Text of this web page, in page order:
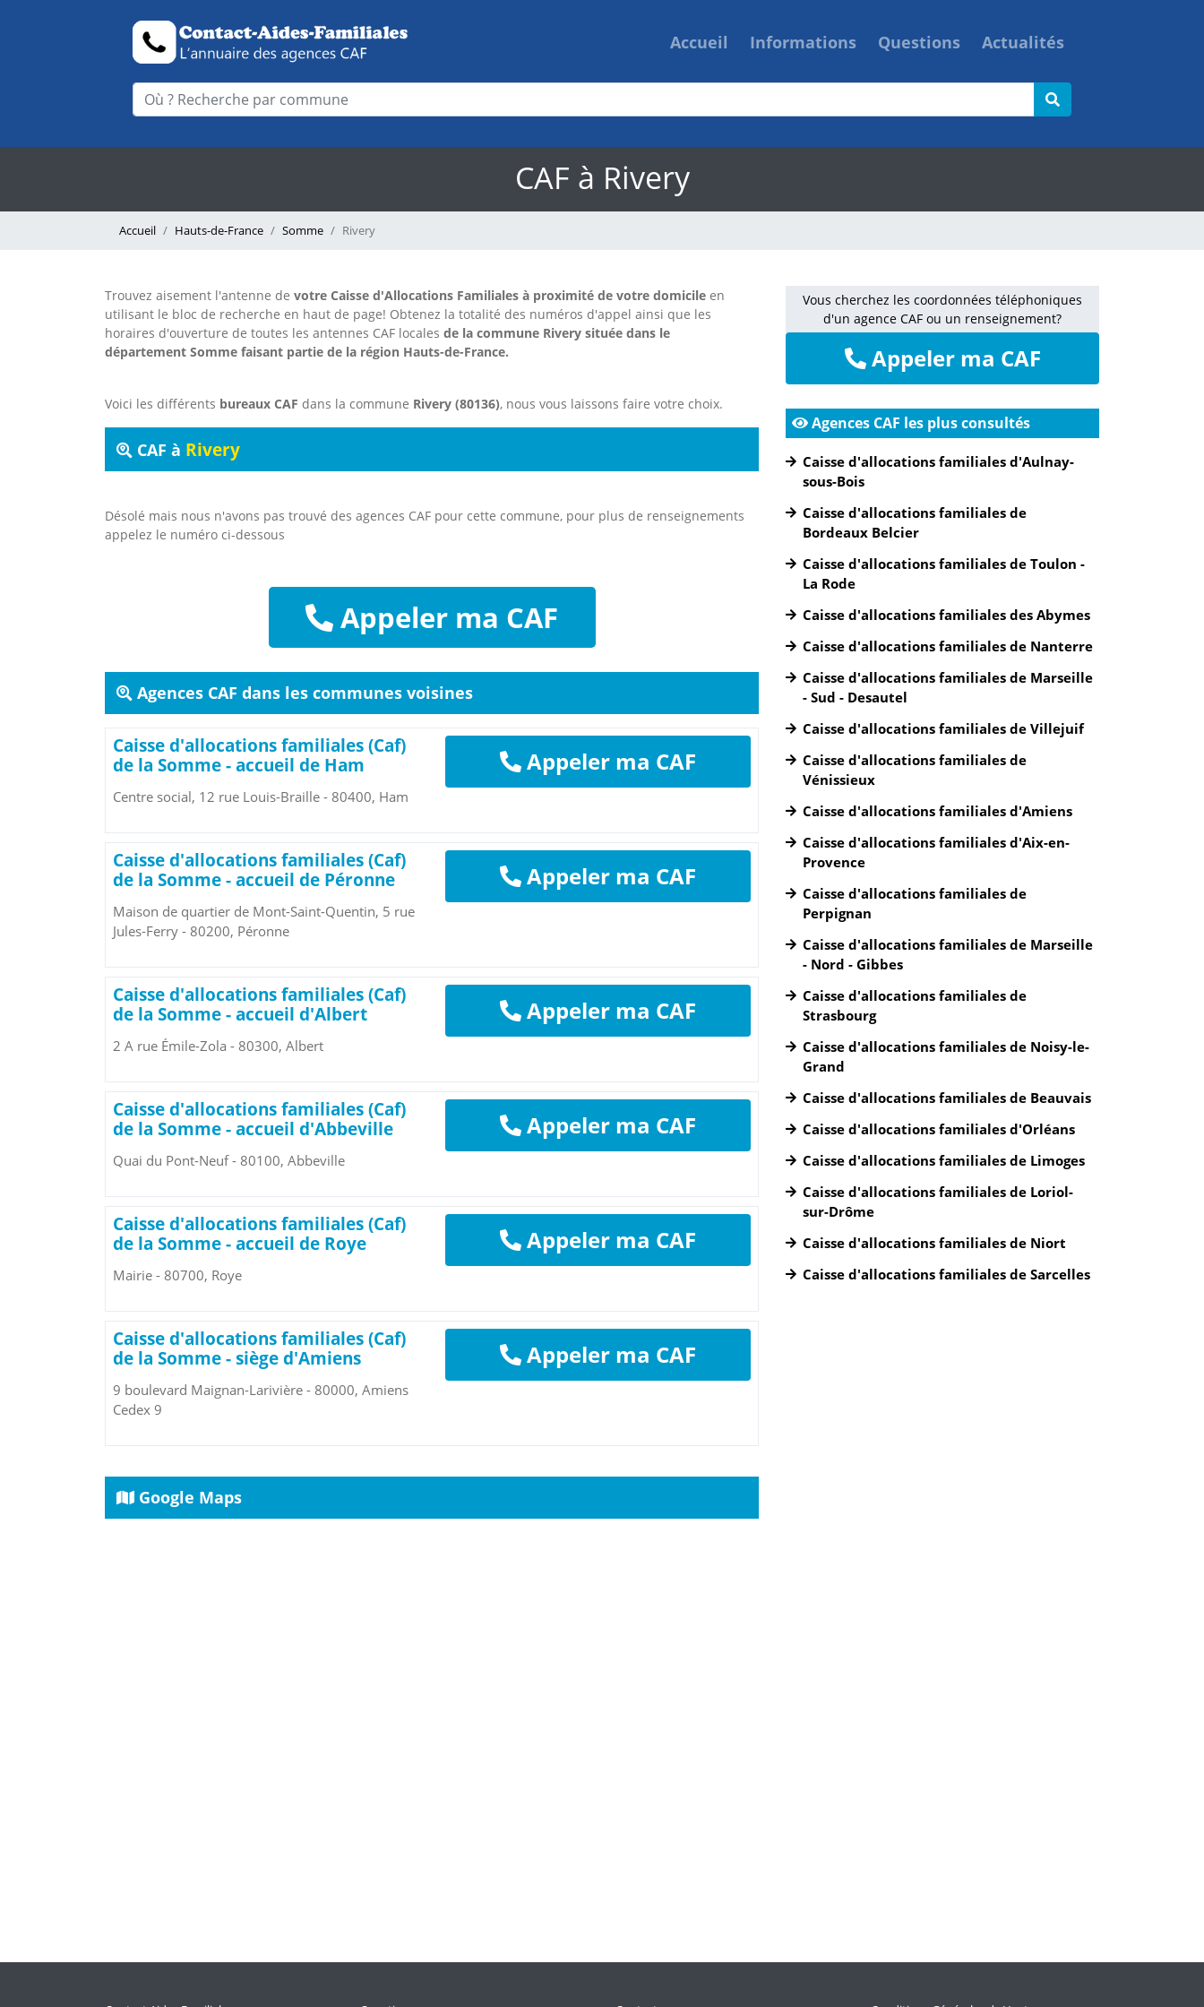
Accueil Informations Questions Actualités
CAF à Rivery
Accueil Hauts-de-France Somme Rivery
Trouvez aisement l'antenne de votre Caisse d'Allocations Familiales à proximité de votre domicile en
utilisant le bloc de recherche en haut de page! Obtenez la totalité des numéros d'appel ainsi que les
horaires d'ouverture de toutes les antennes CAF locales de la commune Rivery située dans le
département Somme faisant partie de la région Hauts-de-France.
Voici les différents bureaux CAF dans la commune Rivery (80136), nous vous laissons faire votre choix.
CAF à Rivery
Désolé mais nous n'avons pas trouvé des agences CAF pour cette commune, pour plus de renseignements
appelez le numéro ci-dessous
Appeler ma CAF
Agences CAF dans les communes voisines
Caisse d'allocations familiales (Caf)
de la Somme - accueil de Ham
Centre social, 12 rue Louis-Braille - 80400, Ham
Appeler ma CAF
Caisse d'allocations familiales (Caf)
de la Somme - accueil de Péronne
Maison de quartier de Mont-Saint-Quentin, 5 rue
Jules-Ferry - 80200, Péronne
Appeler ma CAF
Caisse d'allocations familiales (Caf)
de la Somme - accueil d'Albert
2 A rue Émile-Zola - 80300, Albert
Appeler ma CAF
Caisse d'allocations familiales (Caf)
de la Somme - accueil d'Abbeville
Quai du Pont-Neuf - 80100, Abbeville
Appeler ma CAF
Caisse d'allocations familiales (Caf)
de la Somme - accueil de Roye
Mairie - 80700, Roye
Appeler ma CAF
Caisse d'allocations familiales (Caf)
de la Somme - siège d'Amiens
9 boulevard Maignan-Larivière - 80000, Amiens
Cedex 9
Appeler ma CAF
Google Maps
Vous cherchez les coordonnées téléphoniques
d'un agence CAF ou un renseignement?
Appeler ma CAF
Agences CAF les plus consultés
Caisse d'allocations familiales d'Aulnay-
sous-Bois
Caisse d'allocations familiales de
Bordeaux Belcier
Caisse d'allocations familiales de Toulon -
La Rode
Caisse d'allocations familiales des Abymes
Caisse d'allocations familiales de Nanterre
Caisse d'allocations familiales de Marseille
- Sud - Desautel
Caisse d'allocations familiales de Villejuif
Caisse d'allocations familiales de
Vénissieux
Caisse d'allocations familiales d'Amiens
Caisse d'allocations familiales d'Aix-en-
Provence
Caisse d'allocations familiales de
Perpignan
Caisse d'allocations familiales de Marseille
- Nord - Gibbes
Caisse d'allocations familiales de
Strasbourg
Caisse d'allocations familiales de Noisy-le-
Grand
Caisse d'allocations familiales de Beauvais
Caisse d'allocations familiales d'Orléans
Caisse d'allocations familiales de Limoges
Caisse d'allocations familiales de Loriol-
sur-Drôme
Caisse d'allocations familiales de Niort
Caisse d'allocations familiales de Sarcelles